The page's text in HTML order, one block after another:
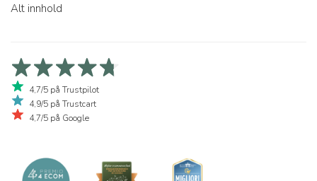
Alt innhold
4,7/5 på Trustpilot
4,9/5 på Trustcart
4,7/5 på Google